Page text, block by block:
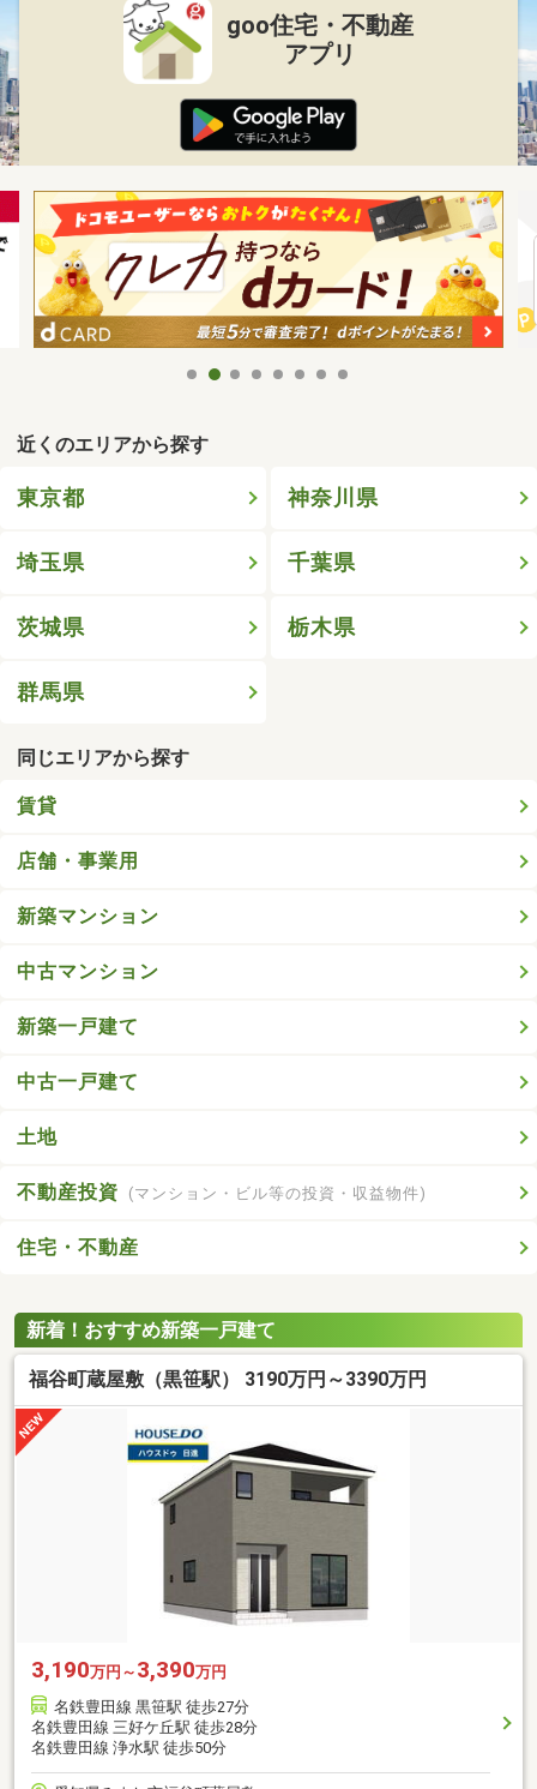
goo住宅・不動産
アプリ
近くのエリアから探す
東京都 神奈川県
埼玉県 千葉県
茨城県 栃木県
群馬県
同じエリアから探す
賃貸
店舗・事業用
新築マンション
中古マンション
新築一戸建て
中古一戸建て
土地
不動産投資 (マンション・ビル等の投資・収益物件)
住宅・不動産
新着！おすすめ新築一戸建て
福谷町蔵屋敷（黒笹駅） 3190万円～3390万円
3,190万円～ 3,390万円
名鉄豊田線 黒笹駅 徒歩27分
名鉄豊田線 三好ケ丘駅 徒歩28分
名鉄豊田線 浄水駅 徒歩50分